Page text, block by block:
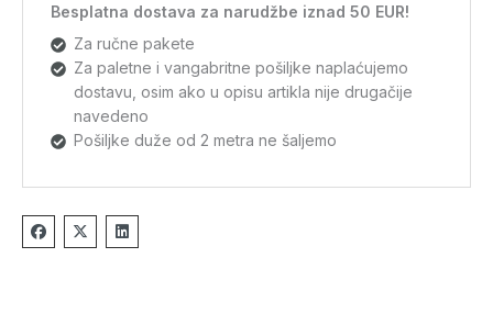
Besplatna dostava za narudžbe iznad 50 EUR!
Za ručne pakete
Za paletne i vangabritne pošiljke naplaćujemo
dostavu, osim ako u opisu artikla nije drugačije
navedeno
Pošiljke duže od 2 metra ne šaljemo